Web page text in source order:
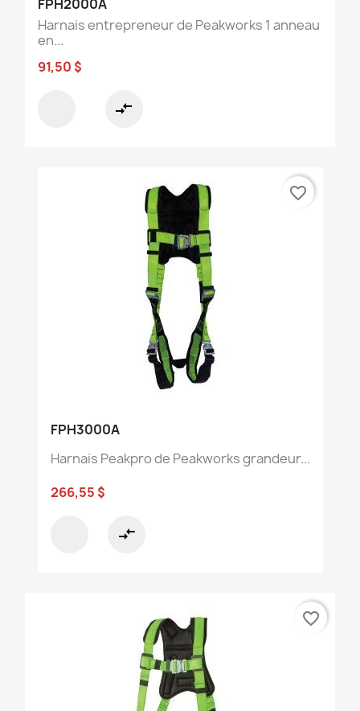
FPH2000A
Harnais entrepreneur de Peakworks 1 anneau
en...
91,50 $
compare_arrows
FPH3000A
Harnais Peakpro de Peakworks grandeur...
266,55 $
compare_arrows
favorite_border
favorite_border